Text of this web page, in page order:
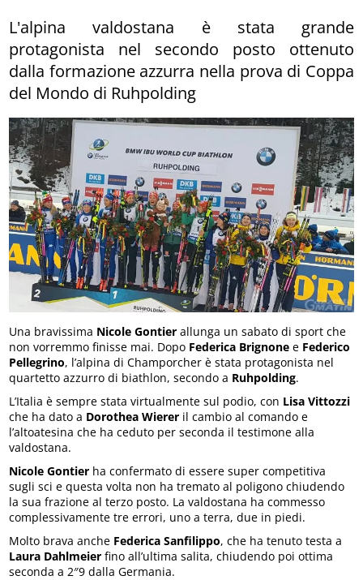
L'alpina valdostana è stata grande
protagonista nel secondo posto ottenuto
dalla formazione azzurra nella prova di Coppa
del Mondo di Ruhpolding
Una bravissima Nicole Gontier allunga un sabato di sport che
non vorremmo finisse mai. Dopo Federica Brignone e Federico
Pellegrino, l’alpina di Champorcher è stata protagonista nel
quartetto azzurro di biathlon, secondo a Ruhpolding.
L’Italia è sempre stata virtualmente sul podio, con Lisa Vittozzi
che ha dato a Dorothea Wierer il cambio al comando e
l’altoatesina che ha ceduto per seconda il testimone alla
valdostana.
Nicole Gontier ha confermato di essere super competitiva
sugli sci e questa volta non ha tremato al poligono chiudendo
la sua frazione al terzo posto. La valdostana ha commesso
complessivamente tre errori, uno a terra, due in piedi.
Molto brava anche Federica Sanfilippo, che ha tenuto testa a
Laura Dahlmeier fino all’ultima salita, chiudendo poi ottima
seconda a 2″9 dalla Germania.